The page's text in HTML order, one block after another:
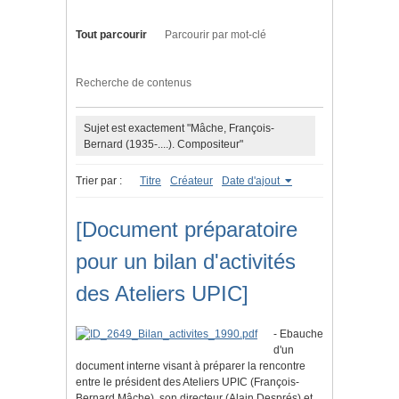
Tout parcourir Parcourir par mot-clé
Recherche de contenus
Sujet est exactement "Mâche, François-
Bernard (1935-....). Compositeur"
Trier par : Titre Créateur Date d'ajout
[Document préparatoire
pour un bilan d'activités
des Ateliers UPIC]
- Ebauche
d'un
document interne visant à préparer la rencontre
entre le président des Ateliers UPIC (François-